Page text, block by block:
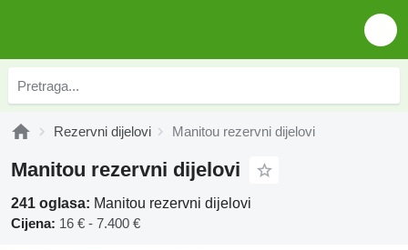
Rezervni dijelovi Manitou rezervni dijelovi
Manitou rezervni dijelovi
241 oglasa: Manitou rezervni dijelovi
Cijena: 16 € - 7.400 €